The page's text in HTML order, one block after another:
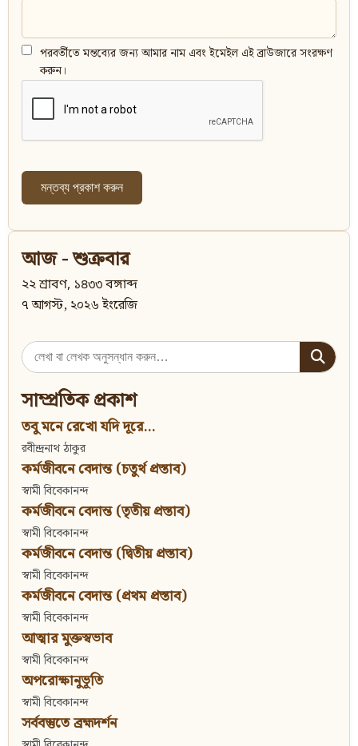
পরবর্তীতে মন্তব্যের জন্য আমার নাম এবং ইমেইল এই ব্রাউজারে সংরক্ষণ
করুন।
আজ - শুক্রবার
২২ শ্রাবণ, ১৪৩৩ বঙ্গাব্দ
৭ আগস্ট, ২০২৬ ইংরেজি
Search
for:
সাম্প্রতিক প্রকাশ
তবু মনে রেখো যদি দূরে...
রবীন্দ্রনাথ ঠাকুর
কর্মজীবনে বেদান্ত (চতুর্থ প্রস্তাব)
স্বামী বিবেকানন্দ
কর্মজীবনে বেদান্ত (তৃতীয় প্রস্তাব)
স্বামী বিবেকানন্দ
কর্মজীবনে বেদান্ত (দ্বিতীয় প্রস্তাব)
স্বামী বিবেকানন্দ
কর্মজীবনে বেদান্ত (প্রথম প্রস্তাব)
স্বামী বিবেকানন্দ
আত্মার মুক্তস্বভাব
স্বামী বিবেকানন্দ
অপরোক্ষানুভূতি
স্বামী বিবেকানন্দ
সর্ববস্তুতে ব্রহ্মদর্শন